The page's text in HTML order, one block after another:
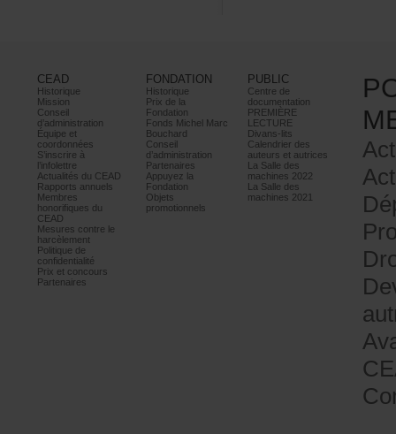
CEAD
Historique
Mission
Conseil
d’administration
Équipeet
coordonnées
S’inscrireà
l’infolettre
ActualitésduCEAD
Rapportsannuels
Membres
honorifiquesdu
CEAD
Mesurescontrele
harcèlement
Politiquede
confidentialité
Prixetconcours
Partenaires
FONDATION
Historique
Prixdela
Fondation
FondsMichelMarc
Bouchard
Conseil
d’administration
Partenaires
Appuyezla
Fondation
Objets
promotionnels
PUBLIC
Centrede
documentation
PREMIÈRE
LECTURE
Divans-lits
Calendrierdes
auteursetautrices
LaSalledes
machines2022
LaSalledes
machines2021